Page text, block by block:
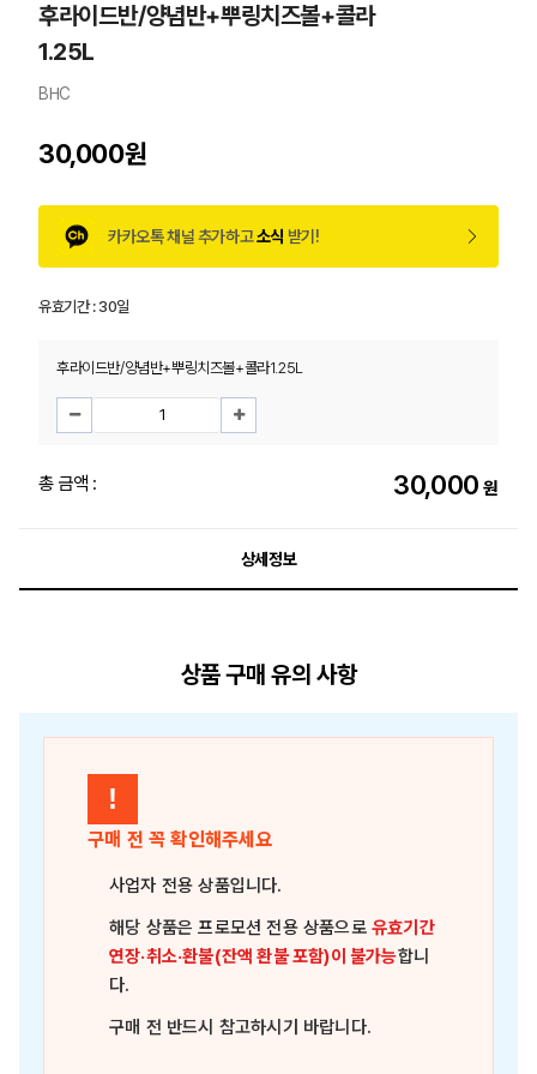
후라이드반/양념반+뿌링치즈볼+콜라
1.25L
BHC
30,000원
카카오톡 채널 추가하고소식 받기!
유효기간 :30일
후라이드반/양념반+뿌링치즈볼+콜라1.25L
총 금액 : 30,000 원
상세정보
상품 구매 유의 사항
!
구매 전 꼭 확인해주세요
사업자 전용 상품입니다.
해당 상품은프로모션 전용 상품으로유효기간
연장·취소·환불(잔액 환불 포함)이 불가능합니
다.
구매 전 반드시 참고하시기 바랍니다.